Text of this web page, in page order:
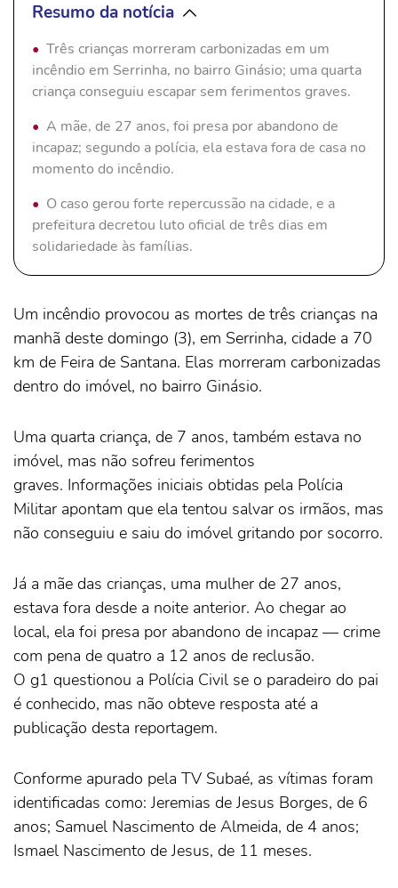
Resumo da notícia
Três crianças morreram carbonizadas em um
incêndio em Serrinha, no bairro Ginásio; uma quarta
criança conseguiu escapar sem ferimentos graves.
A mãe, de 27 anos, foi presa por abandono de
incapaz; segundo a polícia, ela estava fora de casa no
momento do incêndio.
O caso gerou forte repercussão na cidade, e a
prefeitura decretou luto oficial de três dias em
solidariedade às famílias.
Um incêndio provocou as mortes de três crianças na
manhã deste domingo (3), em Serrinha, cidade a 70
km de Feira de Santana. Elas morreram carbonizadas
dentro do imóvel, no bairro Ginásio.
Uma quarta criança, de 7 anos, também estava no
imóvel, mas não sofreu ferimentos
graves. Informações iniciais obtidas pela Polícia
Militar apontam que ela tentou salvar os irmãos, mas
não conseguiu e saiu do imóvel gritando por socorro.
Já a mãe das crianças, uma mulher de 27 anos,
estava fora desde a noite anterior. Ao chegar ao
local, ela foi presa por abandono de incapaz — crime
com pena de quatro a 12 anos de reclusão.
O g1 questionou a Polícia Civil se o paradeiro do pai
é conhecido, mas não obteve resposta até a
publicação desta reportagem.
Conforme apurado pela TV Subaé, as vítimas foram
identificadas como: Jeremias de Jesus Borges, de 6
anos; Samuel Nascimento de Almeida, de 4 anos;
Ismael Nascimento de Jesus, de 11 meses.